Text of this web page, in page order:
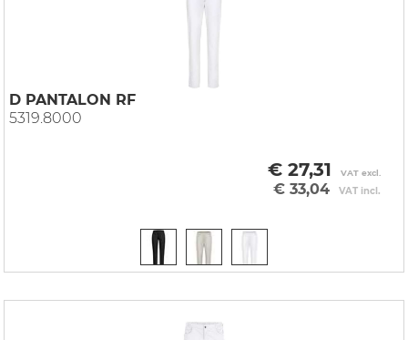
D PANTALON RF
5319.8000
€ 27,31 VAT excl.
€ 33,04 VAT incl.